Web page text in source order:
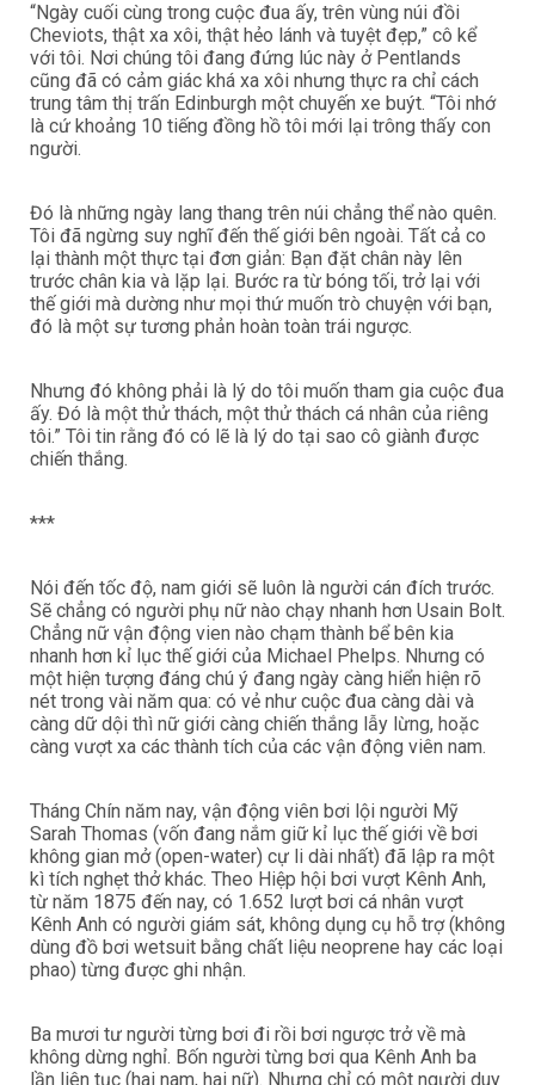
“Ngày cuối cùng trong cuộc đua ấy, trên vùng núi đồi
Cheviots, thật xa xôi, thật hẻo lánh và tuyệt đẹp,” cô kể
với tôi. Nơi chúng tôi đang đứng lúc này ở Pentlands
cũng đã có cảm giác khá xa xôi nhưng thực ra chỉ cách
trung tâm thị trấn Edinburgh một chuyến xe buýt. “Tôi nhớ
là cứ khoảng 10 tiếng đồng hồ tôi mới lại trông thấy con
người.
Đó là những ngày lang thang trên núi chẳng thể nào quên.
Tôi đã ngừng suy nghĩ đến thế giới bên ngoài. Tất cả co
lại thành một thực tại đơn giản: Bạn đặt chân này lên
trước chân kia và lặp lại. Bước ra từ bóng tối, trở lại với
thế giới mà dường như mọi thứ muốn trò chuyện với bạn,
đó là một sự tương phản hoàn toàn trái ngược.
Nhưng đó không phải là lý do tôi muốn tham gia cuộc đua
ấy. Đó là một thử thách, một thử thách cá nhân của riêng
tôi.” Tôi tin rằng đó có lẽ là lý do tại sao cô giành được
chiến thắng.
***
Nói đến tốc độ, nam giới sẽ luôn là người cán đích trước.
Sẽ chẳng có người phụ nữ nào chạy nhanh hơn Usain Bolt.
Chẳng nữ vận động vien nào chạm thành bể bên kia
nhanh hơn kỉ lục thế giới của Michael Phelps. Nhưng có
một hiện tượng đáng chú ý đang ngày càng hiển hiện rõ
nét trong vài năm qua: có vẻ như cuộc đua càng dài và
càng dữ dội thì nữ giới càng chiến thắng lẫy lừng, hoặc
càng vượt xa các thành tích của các vận động viên nam.
Tháng Chín năm nay, vận động viên bơi lội người Mỹ
Sarah Thomas (vốn đang nắm giữ kỉ lục thế giới về bơi
không gian mở (open-water) cự li dài nhất) đã lập ra một
kì tích nghẹt thở khác. Theo Hiệp hội bơi vượt Kênh Anh,
từ năm 1875 đến nay, có 1.652 lượt bơi cá nhân vượt
Kênh Anh có người giám sát, không dụng cụ hỗ trợ (không
dùng đồ bơi wetsuit bằng chất liệu neoprene hay các loại
phao) từng được ghi nhận.
Ba mươi tư người từng bơi đi rồi bơi ngược trở về mà
không dừng nghỉ. Bốn người từng bơi qua Kênh Anh ba
lần liên tục (hai nam, hai nữ). Nhưng chỉ có một người duy